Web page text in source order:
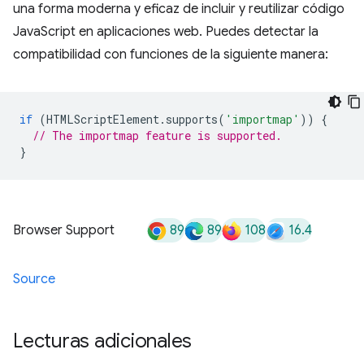
una forma moderna y eficaz de incluir y reutilizar código
JavaScript en aplicaciones web. Puedes detectar la
compatibilidad con funciones de la siguiente manera:
if (HTMLScriptElement. supports( 'importmap' ))
{
// The importmap feature is supported.
}
Browser Support 89 89 108 16.4
Source
Lecturas adicionales